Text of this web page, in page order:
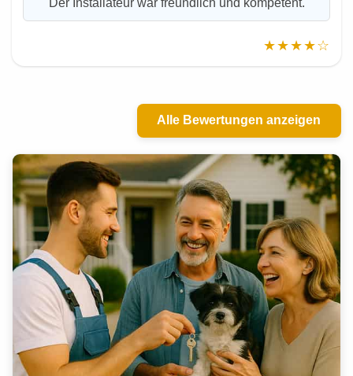
Der Installateur war freundlich und kompetent.
★★★★☆
Alle Bewertungen anzeigen